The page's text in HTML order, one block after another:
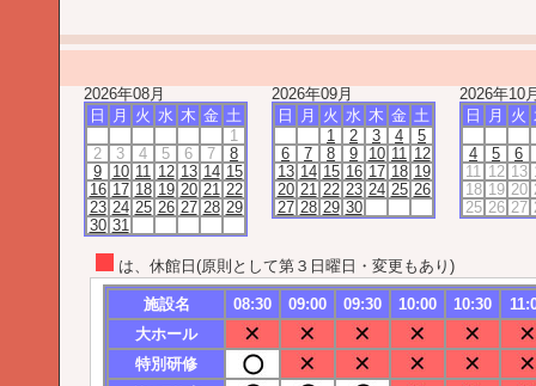
2026年08月
日
月 火 水 木 金 土
1
2
3 4 5 6 7
8
9
10 11 12 13 14 15
16 17 18 19 20 21 22
23 24 25 26 27 28 29
30 31
2026年09月
日
月 火 水 木 金 土
1
2 3 4
5
6
7 8 9 10 11 12
13 14 15 16 17 18 19
20 21 22 23 24 25 26
27 28 29 30
2026年10
日
月 火
4 5
6
11 12 13
18 19 20
25 26 27
は、休館日(原則として第３日曜日・変更もあり)